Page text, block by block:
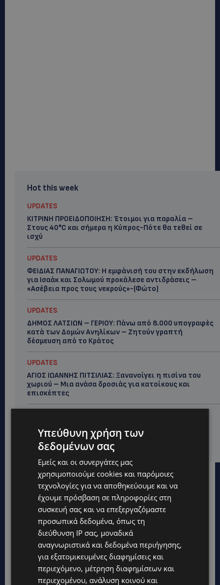
Hot this week
UPDATES
ΚΙΤΡΙΝΗ ΠΡΟΕΙΔΟΠΟΙΗΣΗ: Έτοιμοι για παραλία –
Στους 40°C και σήμερα η Κύπρος-Πότε θα τεθεί σε
ισχύ
UPDATES
ΦΕΙΔΙΑΣ ΠΑΝΑΓΙΩΤΟΥ: Η εμφάνισή του στην εκδήλωση
για Ισαάκ και Σολωμού προκάλεσε αντιδράσεις –
«Ασέβεια προς τους νεκρούς»-(Φώτο)
UPDATES
ΔΗΜΟΣ ΛΑΤΣΙΩΝ – ΓΕΡΙΟΥ: Πάνω από 8.000 υπογραφές
κατά των Δομών Ανηλίκων – Ζητούν γραπτή
δέσμευση από το Κράτος
UPDATES
ΑΓΙΟΣ ΙΩΑΝΝΗΣ ΠΙΤΣΙΛΙΑΣ: Ξανανοίγει η πισίνα του
χωριού – Μια ανάσα δροσιάς για κατοίκους και
επισκέπτες
ΕΛΕΝΑ ΠΑΠΑΔΟΠΟΥΛΟΥ: Από τη σκηνή στην
Αντιπροεδρία του ΘΟΚ – «Μεγάλη τιμή και μεγάλη
ευθύνη»
Υπεύθυνη χρήση των
δεδομένων σας
Εμείς και οι συνεργάτες μας
χρησιμοποιούμε cookies και παρόμοιες
τεχνολογίες για να αποθηκεύουμε και να
έχουμε πρόσβαση σε πληροφορίες στη
συσκευή σας και να επεξεργαζόμαστε
προσωπικά δεδομένα, όπως τη
διεύθυνση IP σας, μοναδικά
αναγνωριστικά και δεδομένα περιήγησης,
για εξατομικευμένες διαφημίσεις και
περιεχόμενο, μέτρηση διαφημίσεων και
περιεχομένου, ανάλυση κοινού και